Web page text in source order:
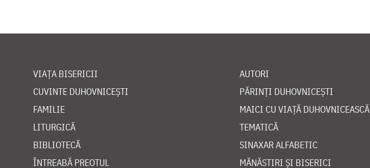
VIAȚA BISERICII
CUVINTE DUHOVNICEȘTI
FAMILIE
LITURGICĂ
BIBLIOTECĂ
ÎNTREABĂ PREOTUL
AUTORI
PĂRINȚI DUHOVNICEȘTI
MAICI CU VIAȚĂ DUHOVNICEASCĂ
TEMATICĂ
SINAXAR ALFABETIC
MĂNĂSTIRI ȘI BISERICI